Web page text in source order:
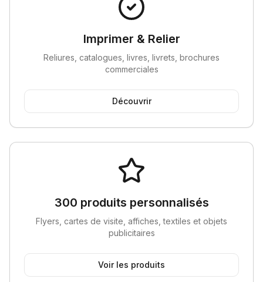
Imprimer & Relier
Reliures, catalogues, livres, livrets, brochures
commerciales
Découvrir
300 produits personnalisés
Flyers, cartes de visite, affiches, textiles et objets
publicitaires
Voir les produits